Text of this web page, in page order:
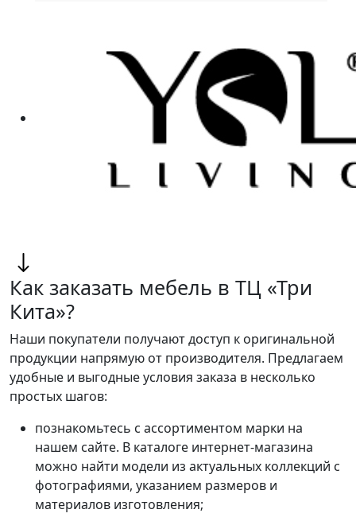
Как заказать мебель в ТЦ «Три
Кита»?
Наши покупатели получают доступ к оригинальной
продукции напрямую от производителя. Предлагаем
удобные и выгодные условия заказа в несколько
простых шагов:
познакомьтесь с ассортиментом марки на
нашем сайте. В каталоге интернет-магазина
можно найти модели из актуальных коллекций с
фотографиями, указанием размеров и
материалов изготовления;